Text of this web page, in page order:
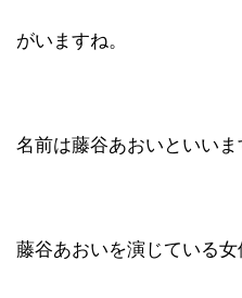
がいますね。
名前は藤谷あおいといいま
藤谷あおいを演じている女